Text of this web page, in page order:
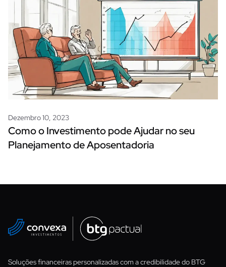
Dezembro 10, 2023
Como o Investimento pode Ajudar no seu
Planejamento de Aposentadoria
Soluções financeiras personalizadas com a credibilidade do BTG